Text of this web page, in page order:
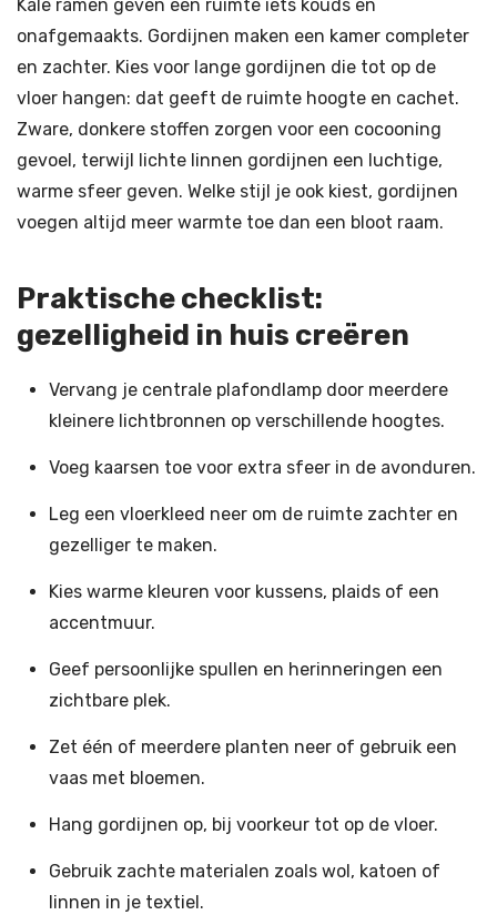
Kale ramen geven een ruimte iets kouds en
onafgemaakts. Gordijnen maken een kamer completer
en zachter. Kies voor lange gordijnen die tot op de
vloer hangen: dat geeft de ruimte hoogte en cachet.
Zware, donkere stoffen zorgen voor een cocooning
gevoel, terwijl lichte linnen gordijnen een luchtige,
warme sfeer geven. Welke stijl je ook kiest, gordijnen
voegen altijd meer warmte toe dan een bloot raam.
Praktische checklist:
gezelligheid in huis creëren
Vervang je centrale plafondlamp door meerdere
kleinere lichtbronnen op verschillende hoogtes.
Voeg kaarsen toe voor extra sfeer in de avonduren.
Leg een vloerkleed neer om de ruimte zachter en
gezelliger te maken.
Kies warme kleuren voor kussens, plaids of een
accentmuur.
Geef persoonlijke spullen en herinneringen een
zichtbare plek.
Zet één of meerdere planten neer of gebruik een
vaas met bloemen.
Hang gordijnen op, bij voorkeur tot op de vloer.
Gebruik zachte materialen zoals wol, katoen of
linnen in je textiel.